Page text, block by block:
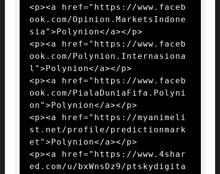
<p><a href="https://www.faceb
ook.com/Opinion.MarketsIndone
sia">Polynion</a></p>
<p><a href="https://www.faceb
ook.com/Polynion.Internasiona
l">Polynion</a></p>
<p><a href="https://www.faceb
ook.com/PialaDuniaFifa.Polyni
on">Polynion</a></p>
<p><a href="https://myanimeli
st.net/profile/predictionmark
et">Polynion</a></p>
<p><a href="https://www.4shar
ed.com/u/bxWnsDz9/ptskydigita